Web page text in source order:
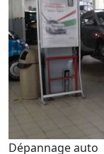
Dépannage auto